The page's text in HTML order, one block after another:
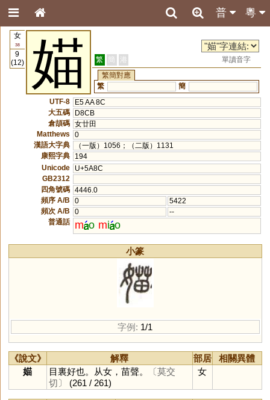
粵
普
女
38
9
(12)
媌 繁 簡 港
單讀音字
繁簡對應
繁
簡
UTF-8
E5 AA 8C
大五碼
D8CB
倉頡碼 女廿田
Matthews
0
漢語大字典
（一版）1056；（二版）1131
康熙字典
194
Unicode
U+5A8C
GB2312
四角號碼 4446.0
頻序 A/B
0
5422
頻次 A/B
0
--
普通話
m o mi o
小篆
字例: 1/1
《說文》 解釋 部居
相關異體
媌
目裏好也。从女，苗聲。
〔莫交
切〕
(261 / 261)
女